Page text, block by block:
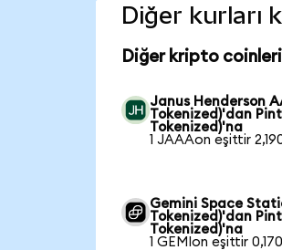
Diğer kurları
Diğer kripto
Janus Henderson
Tokenized)'dan
Tokenized)'na
1 JAAAon eşittir
Gemini Space
Tokenized)'dan
Tokenized)'na
1 GEMIon eşittir